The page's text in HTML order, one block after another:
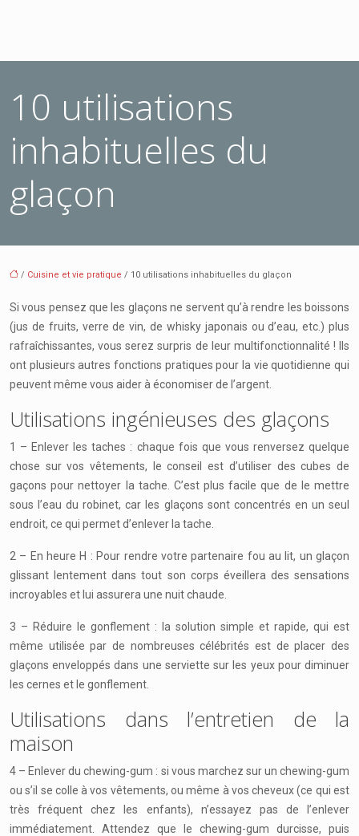
10 utilisations
inhabituelles du
glaçon
/ Cuisine et vie pratique / 10 utilisations inhabituelles du glaçon
Si vous pensez que les glaçons ne servent qu’à rendre les boissons
(jus de fruits, verre de vin, de whisky japonais ou d’eau, etc.) plus
rafraîchissantes, vous serez surpris de leur multifonctionnalité ! Ils
ont plusieurs autres fonctions pratiques pour la vie quotidienne qui
peuvent même vous aider à économiser de l’argent.
Utilisations ingénieuses des glaçons
1 – Enlever les taches : chaque fois que vous renversez quelque
chose sur vos vêtements, le conseil est d’utiliser des cubes de
gaçons pour nettoyer la tache. C’est plus facile que de le mettre
sous l’eau du robinet, car les glaçons sont concentrés en un seul
endroit, ce qui permet d’enlever la tache.
2 – En heure H : Pour rendre votre partenaire fou au lit, un glaçon
glissant lentement dans tout son corps éveillera des sensations
incroyables et lui assurera une nuit chaude.
3 – Réduire le gonflement : la solution simple et rapide, qui est
même utilisée par de nombreuses célébrités est de placer des
glaçons enveloppés dans une serviette sur les yeux pour diminuer
les cernes et le gonflement.
Utilisations dans l’entretien de la
maison
4 – Enlever du chewing-gum : si vous marchez sur un chewing-gum
ou s’il se colle à vos vêtements, ou même à vos cheveux (ce qui est
très fréquent chez les enfants), n’essayez pas de l’enlever
immédiatement. Attendez que le chewing-gum durcisse, puis